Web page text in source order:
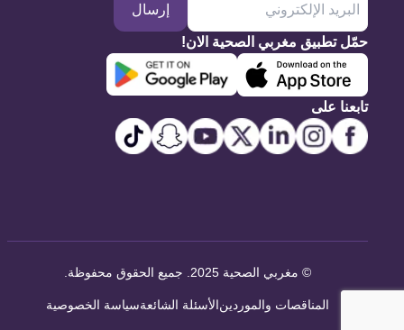
إرسال
حمّل تطبيق مغربي الصحية الان!
تابعنا على
© مغربي الصحية 2025. جميع الحقوق محفوظة
المناقصات والموردينالأسئلة الشائعةسياسة الخصوصية